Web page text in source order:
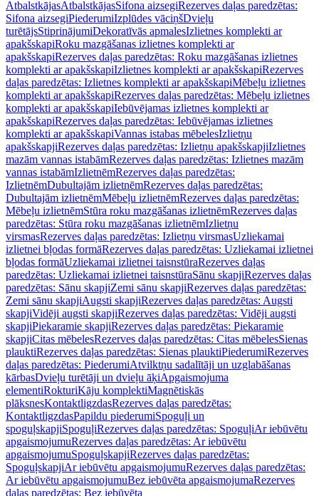
AtbalstkājasAtbalstkājasSifona aizsegiRezerves daļas paredzētas:
Sifona aizsegiPiederumiIzplūdes vāciņšDvieļu
turētājsStiprinājumiDekoratīvās apmalesIzlietnes komplekti ar
apakšskapiRoku mazgāšanas izlietnes komplekti ar
apakšskapiRezerves daļas paredzētas: Roku mazgāšanas izlietnes
komplekti ar apakšskapiIzlietnes komplekti ar apakšskapiRezerves
daļas paredzētas: Izlietnes komplekti ar apakšskapiMēbeļu izlietnes
komplekti ar apakšskapiRezerves daļas paredzētas: Mēbeļu izlietnes
komplekti ar apakšskapiIebūvējamas izlietnes komplekti ar
apakšskapiRezerves daļas paredzētas: Iebūvējamas izlietnes
komplekti ar apakšskapiVannas istabas mēbelesIzlietņu
apakšskapjiRezerves daļas paredzētas: Izlietņu apakšskapjiIzlietnes
mazām vannas istabāmRezerves daļas paredzētas: Izlietnes mazām
vannas istabāmIzlietnēmRezerves daļas paredzētas:
IzlietnēmDubultajām izlietnēmRezerves daļas paredzētas:
Dubultajām izlietnēmMēbeļu izlietnēmRezerves daļas paredzētas:
Mēbeļu izlietnēmStūra roku mazgāšanas izlietnēmRezerves daļas
paredzētas: Stūra roku mazgāšanas izlietnēmIzlietņu
virsmasRezerves daļas paredzētas: Izlietņu virsmasUzliekamai
izlietnei bļodas formāRezerves daļas paredzētas: Uzliekamai izlietnei
bļodas formāUzliekamai izlietnei taisnstūraRezerves daļas
paredzētas: Uzliekamai izlietnei taisnstūraSānu skapjiRezerves daļas
paredzētas: Sānu skapjiZemi sānu skapjiRezerves daļas paredzētas:
Zemi sānu skapjiAugsti skapjiRezerves daļas paredzētas: Augsti
skapjiVidēji augsti skapjiRezerves daļas paredzētas: Vidēji augsti
skapjiPiekaramie skapjiRezerves daļas paredzētas: Piekaramie
skapjiCitas mēbelesRezerves daļas paredzētas: Citas mēbelesSienas
plauktiRezerves daļas paredzētas: Sienas plauktiPiederumiRezerves
daļas paredzētas: PiederumiAtvilktņu sadalītāji un uzglabāšanas
kārbasDvieļu turētāji un dvieļu āķiApgaismojuma
elementiRokturiKāju komplektiMagnētiskās
plāksnesKontaktligzdasRezerves daļas paredzētas:
KontaktligzdasPapildu piederumiSpoguļi un
spoguļskapjiSpoguļiRezerves daļas paredzētas: SpoguļiAr iebūvētu
apgaismojumuRezerves daļas paredzētas: Ar iebūvētu
apgaismojumuSpoguļskapjiRezerves daļas paredzētas:
SpoguļskapjiAr iebūvētu apgaismojumuRezerves daļas paredzētas:
Ar iebūvētu apgaismojumuBez iebūvēta apgaismojumaRezerves
daļas paredzētas: Bez iebūvēta